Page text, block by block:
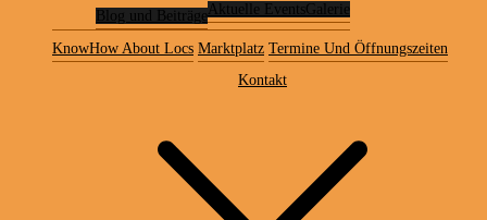
Blog und Beiträge Aktuelle EventsGalerie
KnowHow About Locs Marktplatz Termine Und Öffnungszeiten
Kontakt